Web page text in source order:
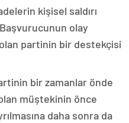
kişisel saldırı
olay
partinin bir destekçisi
bir zamanlar önde
müştekinin önce
daha sonra da